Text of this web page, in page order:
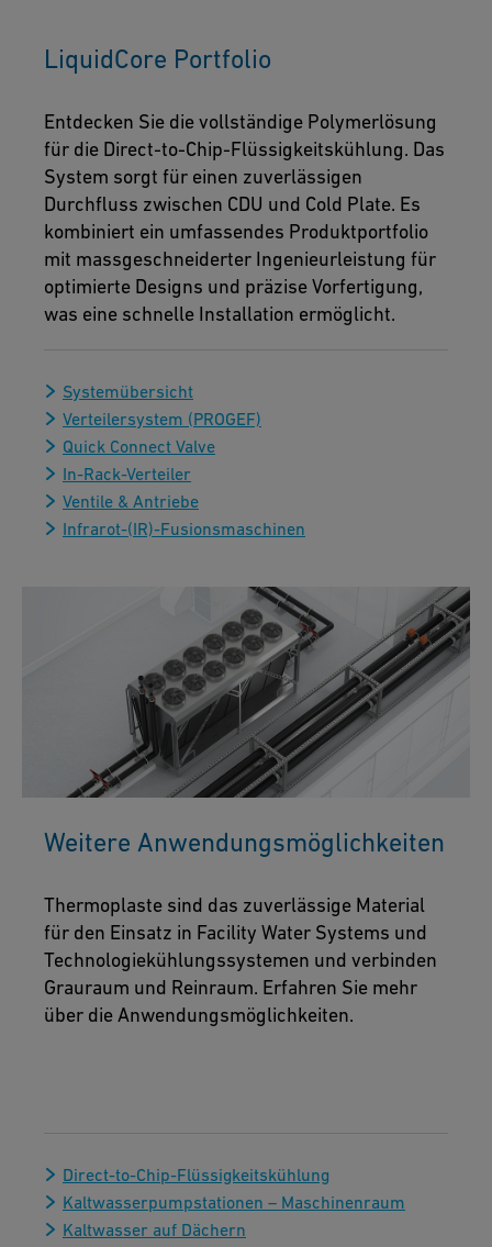
LiquidCore Portfolio
Entdecken Sie die vollständige Polymerlösung
für die Direct-to-Chip-Flüssigkeitskühlung. Das
System sorgt für einen zuverlässigen
Durchfluss zwischen CDU und Cold Plate. Es
kombiniert ein umfassendes Produktportfolio
mit massgeschneiderter Ingenieurleistung für
optimierte Designs und präzise Vorfertigung,
was eine schnelle Installation ermöglicht.
Systemübersicht
Verteilersystem (PROGEF)
Quick Connect Valve
In-Rack-Verteiler
Ventile & Antriebe
Infrarot-(IR)-Fusionsmaschinen
Weitere Anwendungsmöglichkeiten
Thermoplaste sind das zuverlässige Material
für den Einsatz in Facility Water Systems und
Technologiekühlungssystemen und verbinden
Grauraum und Reinraum. Erfahren Sie mehr
über die Anwendungsmöglichkeiten.
Direct-to-Chip-Flüssigkeitskühlung
Kaltwasserpumpstationen – Maschinenraum
Kaltwasser auf Dächern